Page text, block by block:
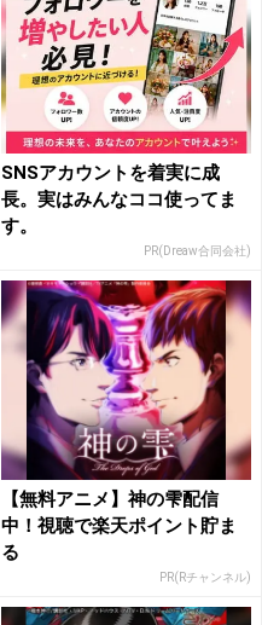
SNSアカウントを着実に成
長。実はみんなココ使ってま
す。
PR(Dreaw合同会社)
【無料アニメ】神の雫配信
中！視聴で楽天ポイント貯ま
る
PR(Rチャンネル)